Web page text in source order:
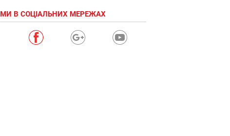
МИ В СОЦІАЛЬНИХ МЕРЕЖАХ